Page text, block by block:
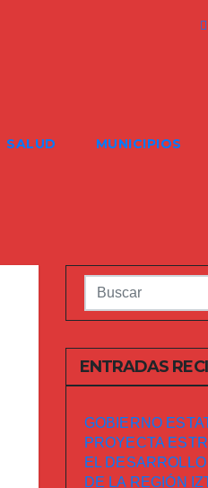
SALUD MUNICIPIOS
ENTRADAS
GOBIERNO
PROYECTA
EL
DE LA REGIÓN